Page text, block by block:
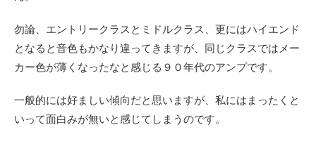
勿論、エントリークラスとミドルクラス、更にはハイエンド
となると音色もかなり違ってきますが、同じクラスではメー
カー色が薄くなったなと感じる９０年代のアンプです。
一般的には好ましい傾向だと思いますが、私にはまったくと
いって面白みが無いと感じてしまうのです。